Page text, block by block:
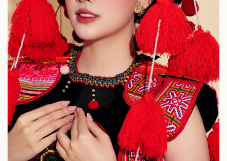
Sức khỏe
Dinh dưỡng - món ngon
Cây thuốc
Sản phụ khoa
Đời sống
Nhà đẹp
Blog
Tình yêu - Gia đình